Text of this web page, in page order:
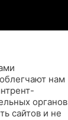
нам
органов
сайтов и не